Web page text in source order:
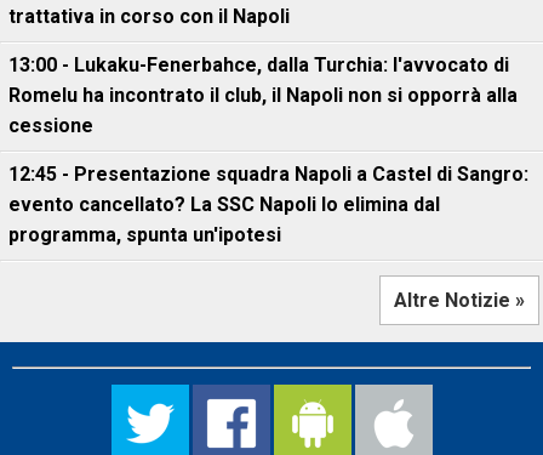
trattativa in corso con il Napoli
13:00 - Lukaku-Fenerbahce, dalla Turchia: l'avvocato di
Romelu ha incontrato il club, il Napoli non si opporrà alla
cessione
12:45 - Presentazione squadra Napoli a Castel di Sangro:
evento cancellato? La SSC Napoli lo elimina dal
programma, spunta un'ipotesi
Altre Notizie »